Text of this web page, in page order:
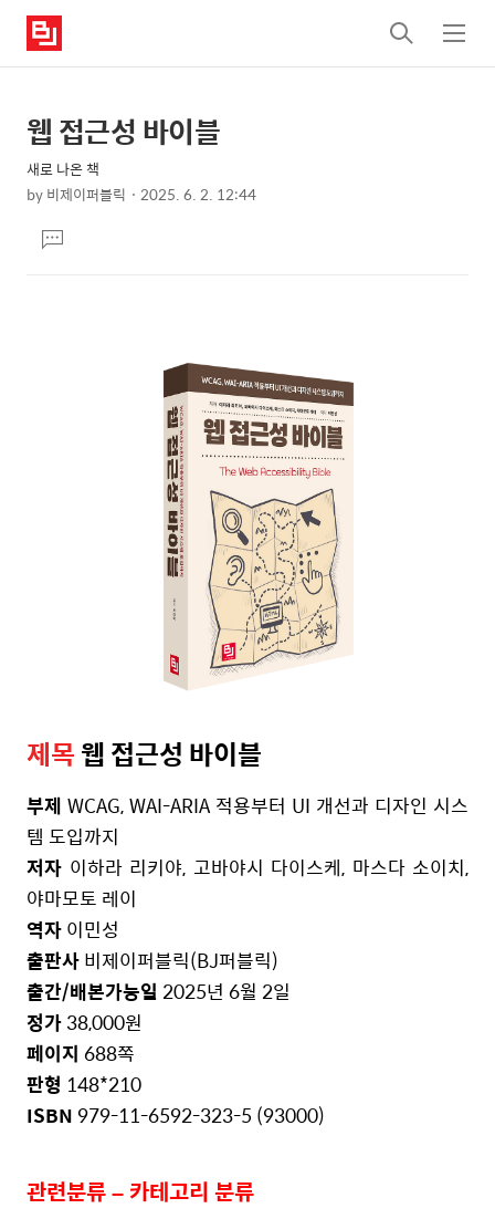
검
색
메
뉴
상
세
컨
텐
츠
본
문
제
목
웹 접근성 바이블
새로 나온 책
by비제이퍼블릭 2025. 6. 2. 12:44
문댓
글
제목웹접근성 바이블
부제 WCAG, WAI-ARIA적용부터 UI 개선과 디자인 시스
템 도입까지
저자 이하라 리키야, 고바야시 다이스케, 마스다 소이치,
야마모토 레이
역자이민성
출판사비제이퍼블릭(BJ퍼블릭)
출간/배본가능일2025년 6월 2일
정가38,000원
페이지 688쪽
판형 148*210
ISBN 979-11-6592-323-5 (93000)
관련분류–카테고리분류